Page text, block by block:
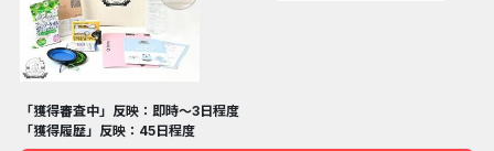
「獲得審査中」反映：即時～3日程度
「獲得履歴」反映：45日程度